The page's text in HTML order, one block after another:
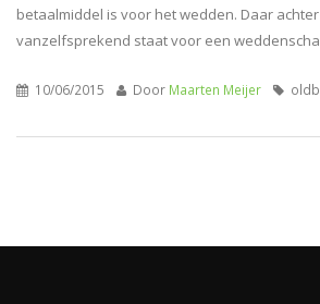
betaalmiddel is voor het wedden. Daar
vanzelfsprekend staat voor een
10/06/2015 Door Maarten Meijer